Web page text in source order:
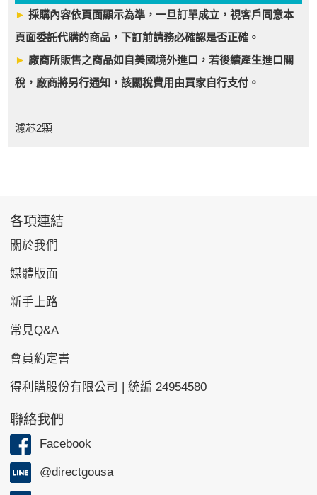
►採購內容依頁面顯示為準，一旦訂單成立，視客戶同意本
頁面委託代購的商品，下訂前請務必確認是否正確。
► 廠商所販售之商品如自美國境外進口，若後續產生進口關
稅，廠商將另行通知，該關稅費用由買家自行支付。
濾芯2顆
各項連結
關於我們
媒體版面
新手上路
常見Q&A
會員約定書
得利購股份有限公司 | 統編 24954580
聯絡我們
Facebook
@directgousa